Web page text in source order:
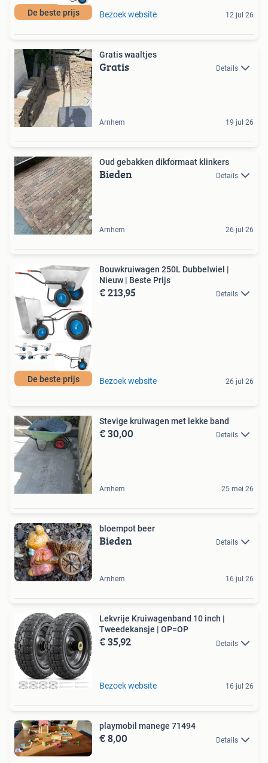
De beste prijs Bezoek website 12 jul 26
Gratis waaltjes
Gratis Details
Arnhem 19 jul 26
Oud gebakken dikformaat klinkers
Bieden Details
Arnhem 26 jul 26
De beste prijs
Bouwkruiwagen 250L Dubbelwiel |
Nieuw | Beste Prijs
€ 213,95 Details
Bezoek website 26 jul 26
Stevige kruiwagen met lekke band
€ 30,00 Details
Arnhem 25 mei 26
bloempot beer
Bieden Details
Arnhem 16 jul 26
Lekvrije Kruiwagenband 10 inch |
Tweedekansje | OP=OP
€ 35,92 Details
Bezoek website 16 jul 26
playmobil manege 71494
€ 8,00 Details